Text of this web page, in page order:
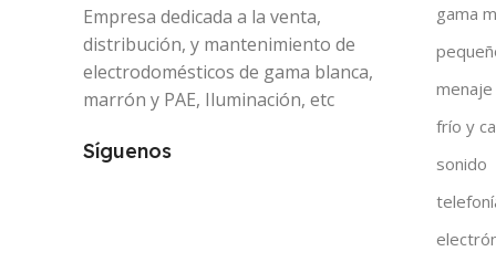
Empresa dedicada a la venta,
distribución, y mantenimiento de
electrodomésticos de gama blanca,
marrón y PAE, Iluminación, etc
Síguenos
gama
menaje
frío y
sonido